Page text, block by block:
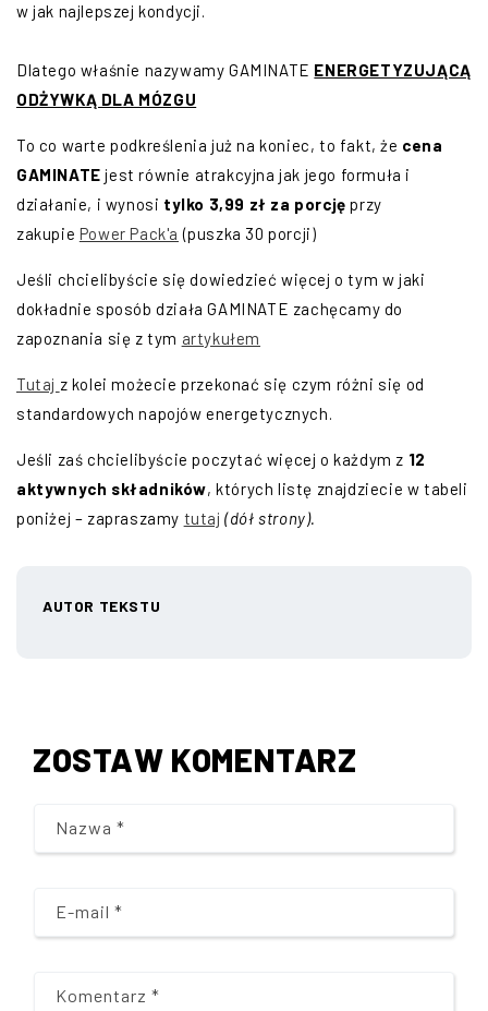
w jak najlepszej kondycji.
Dlatego właśnie nazywamy GAMINATE ENERGETYZUJĄCĄ
ODŻYWKĄ DLA MÓZGU
To co warte podkreślenia już na koniec, to fakt, że cena
GAMINATE jest równie atrakcyjna jak jego formuła i
działanie, i wynosi tylko 3,99 zł za porcję przy
zakupie Power Pack'a (puszka 30 porcji)
Jeśli chcielibyście się dowiedzieć więcej o tym w jaki
dokładnie sposób działa GAMINATE zachęcamy do
zapoznania się z tym artykułem
Tutaj z kolei możecie przekonać się czym różni się od
standardowych napojów energetycznych.
Jeśli zaś chcielibyście poczytać więcej o każdym z 12
aktywnych składników, których listę znajdziecie w tabeli
poniżej – zapraszamy tutaj (dół strony).
AUTOR TEKSTU
ZOSTAW KOMENTARZ
Nazwa *
E-mail *
Komentarz *